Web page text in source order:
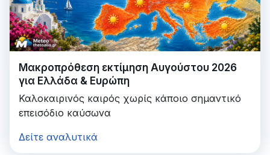
Μακροπρόθεση εκτίμηση Αυγούστου 2026
για Ελλάδα & Ευρώπη
Καλοκαιρινός καιρός χωρίς κάποιο σημαντικό
επεισόδιο καύσωνα
Δείτε αναλυτικά